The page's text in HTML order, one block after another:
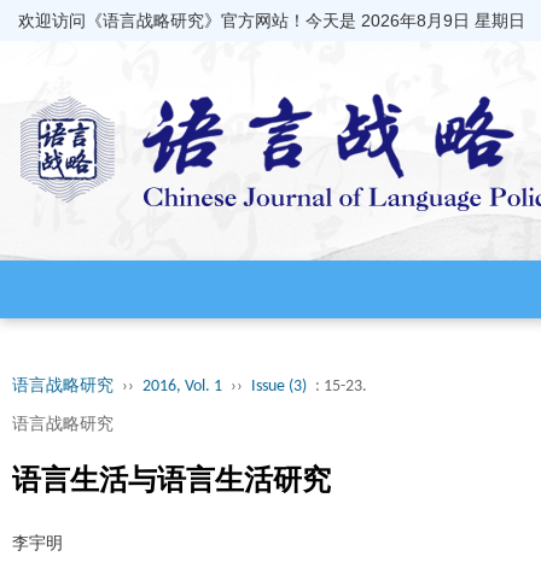
欢迎访问《语言战略研究》官方网站！今天是 2026年8月9日 星期日
语言战略研究 ›› 2016, Vol. 1 ›› Issue (3) : 15-23.
语言战略研究
语言生活与语言生活研究
李宇明